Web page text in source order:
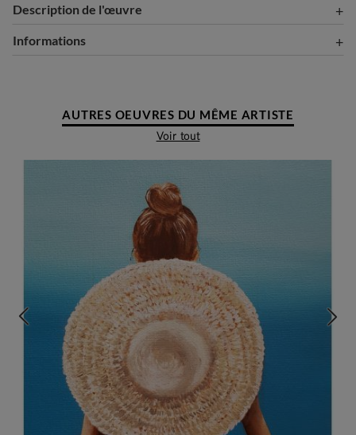
Description de l'œuvre
Informations
AUTRES OEUVRES DU MÊME ARTISTE
Voir tout